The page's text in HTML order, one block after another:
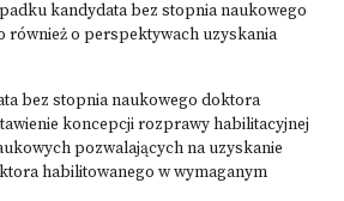
kandydata bez stopnia naukowego
również o perspektywach uzyskania
bez stopnia naukowego doktora
koncepcji rozprawy habilitacyjnej
pozwalających na uzyskanie
habilitowanego w wymaganym